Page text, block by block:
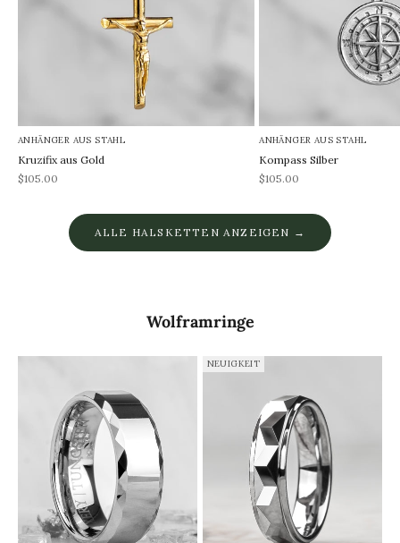
ANHÄNGER AUS STAHL
Kruzifix aus Gold
REA-pris
$105.00
ANHÄNGER AUS STAHL
Kompass Silber
REA-pris
$105.00
ALLE HALSKETTEN ANZEIGEN →
Wolframringe
NEUIGKEIT